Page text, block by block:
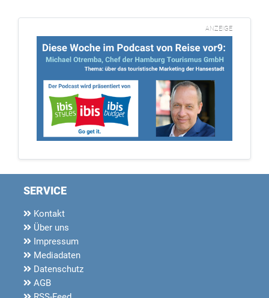
ANZEIGE
SERVICE
Kontakt
Über uns
Impressum
Mediadaten
Datenschutz
AGB